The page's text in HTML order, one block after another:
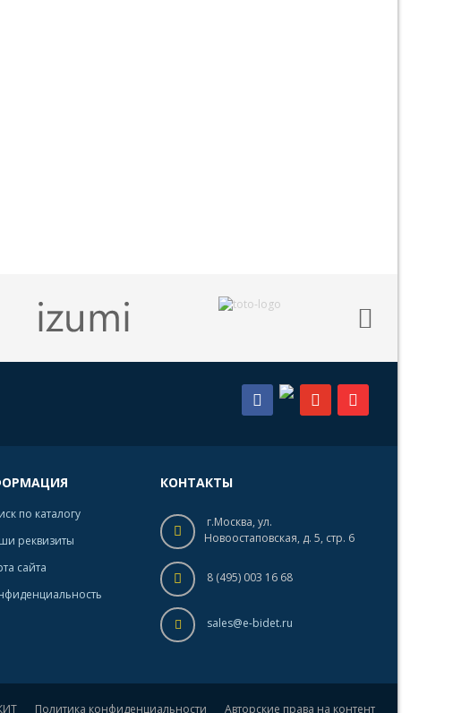
по каталогу
реквизиты
сайта
КОНТАКТЫ
г.Москва, ул.
Новоостаповская, д. 5, стр. 6
8 (495) 003 16 68
sales@e-bidet.ru
Авторские права на контент
Политика конфиденциальности